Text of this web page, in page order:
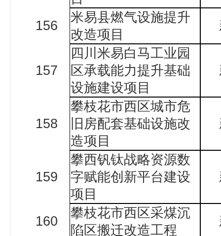
156
米易县燃气设施提升
改造项目
157
四川米易白马工业园
区承载能力提升基础
设施建设项目
158
攀枝花市西区城市危
旧房配套基础设施改
造项目
159
攀西钒钛战略资源数
字赋能创新平台建设
项目
160
攀枝花市西区采煤沉
陷区搬迁改造工程